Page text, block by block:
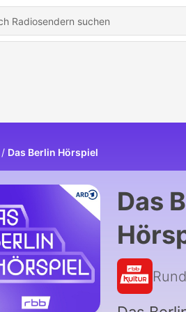
Das Berlin Hörspiel
Das